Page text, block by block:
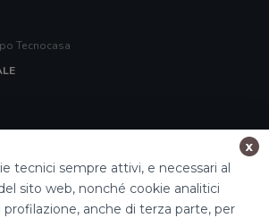
Tecnocasa
MONDO
Ungheria ,Messico,Polonia, Francia,
Repubblica di San Marino
tecnici sempre attivi, e necessari al
sito web, nonché cookie analitici
anche di terza parte, per
x